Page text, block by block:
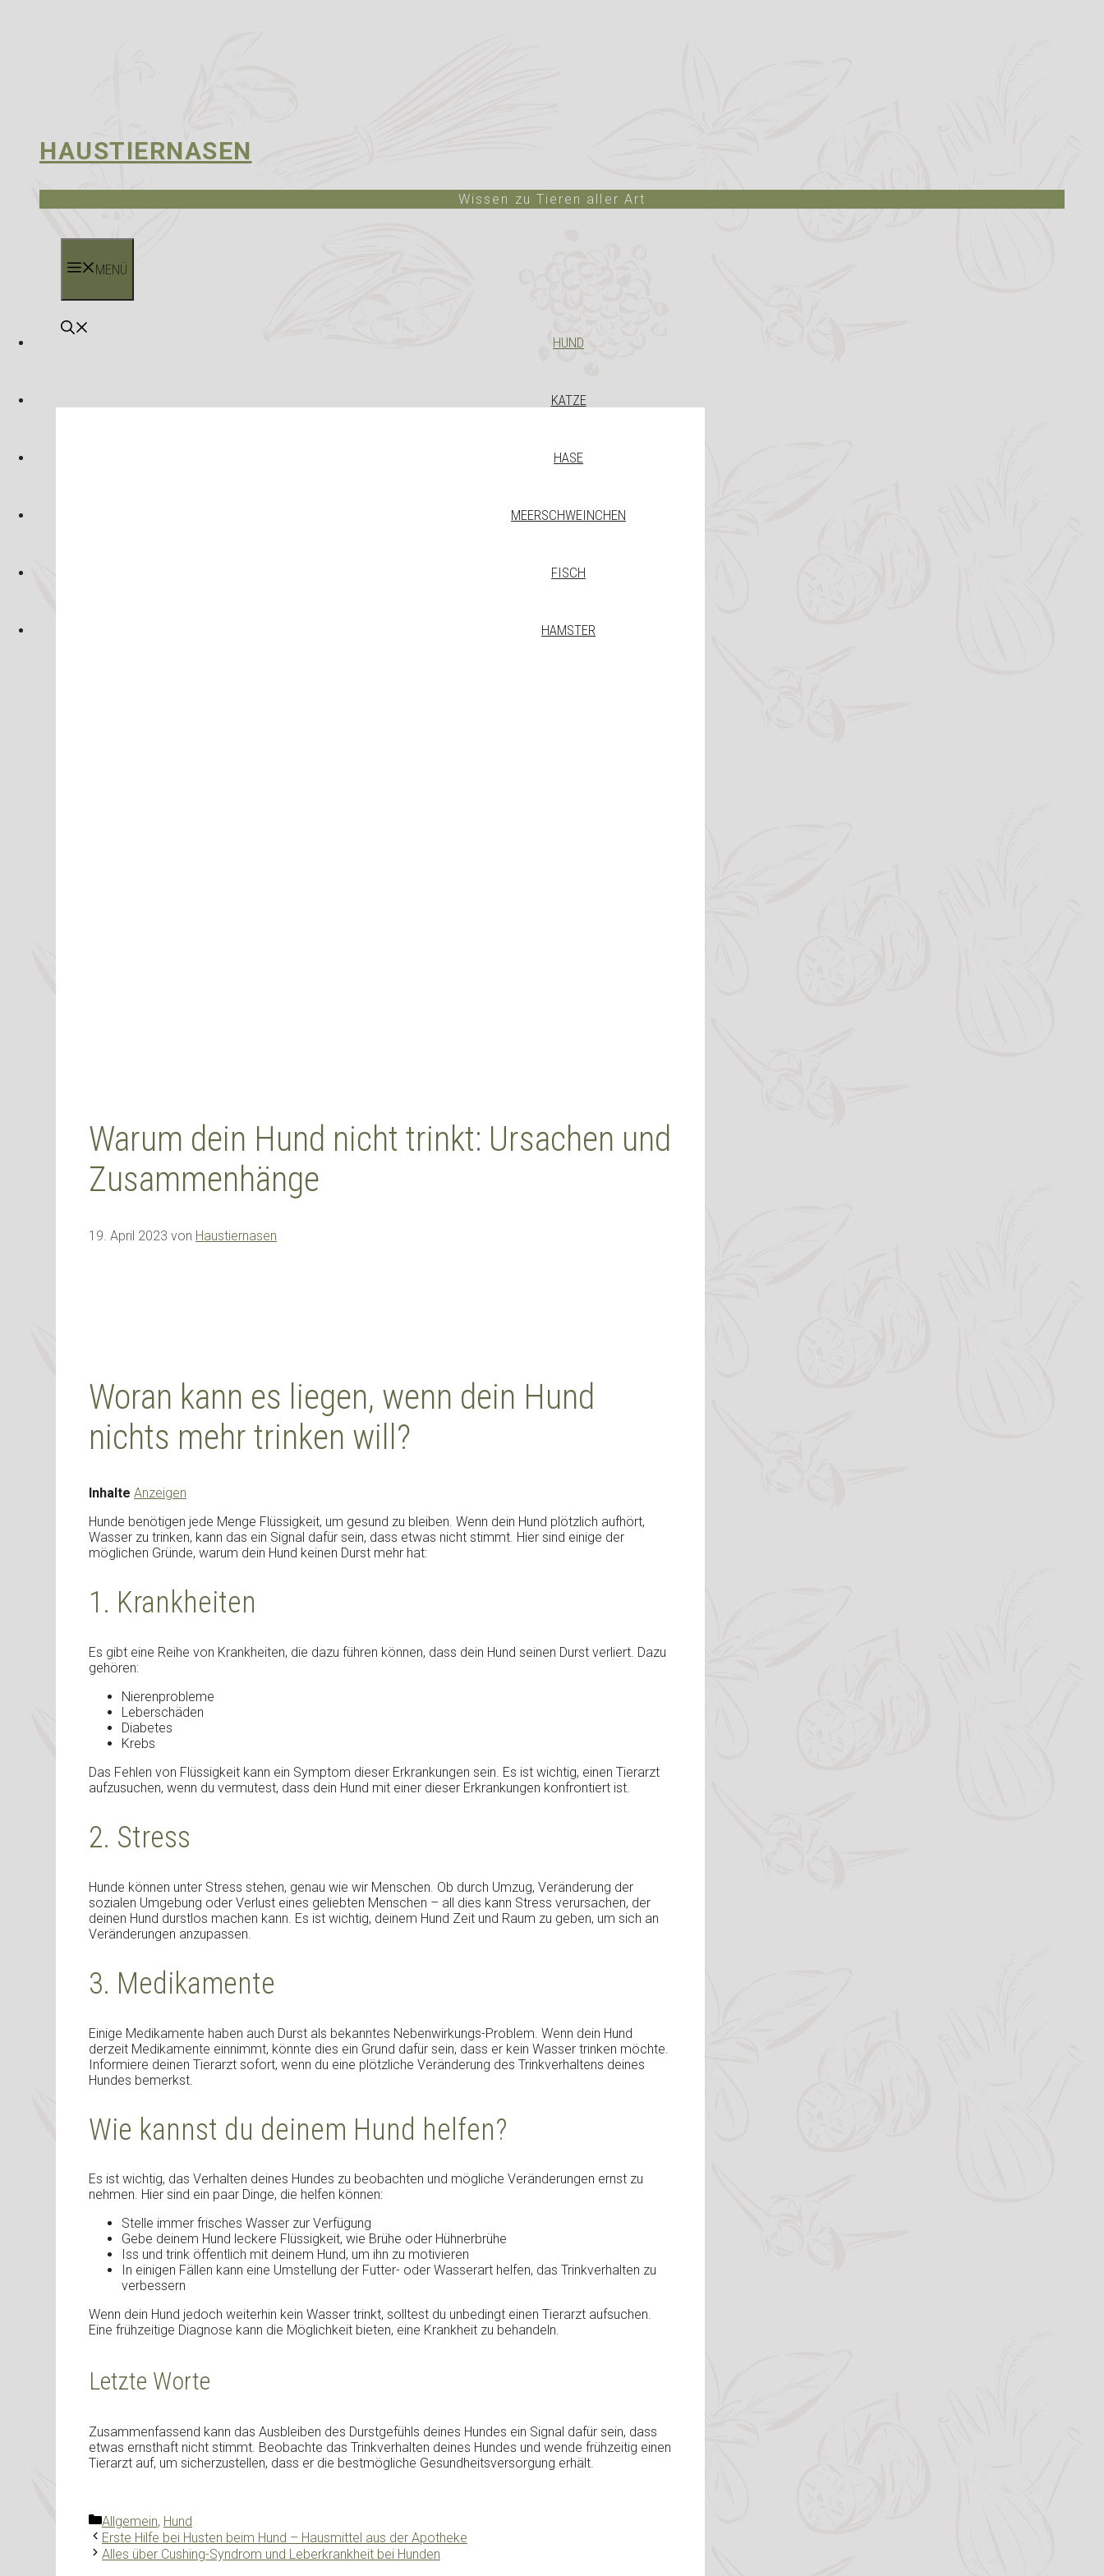
HAUSTIERNASEN
Wissen zu Tieren aller Art
MENÜ
HUND
KATZE
HASE
MEERSCHWEINCHEN
FISCH
HAMSTER
Warum dein Hund nicht trinkt: Ursachen und
Zusammenhänge
19. April 2023 von Haustiernasen
Woran kann es liegen, wenn dein Hund
nichts mehr trinken will?
Inhalte Anzeigen
Hunde benötigen jede Menge Flüssigkeit, um gesund zu bleiben. Wenn dein Hund plötzlich aufhört,
Wasser zu trinken, kann das ein Signal dafür sein, dass etwas nicht stimmt. Hier sind einige der
möglichen Gründe, warum dein Hund keinen Durst mehr hat:
1. Krankheiten
Es gibt eine Reihe von Krankheiten, die dazu führen können, dass dein Hund seinen Durst verliert. Dazu
gehören:
Nierenprobleme
Leberschäden
Diabetes
Krebs
Das Fehlen von Flüssigkeit kann ein Symptom dieser Erkrankungen sein. Es ist wichtig, einen Tierarzt
aufzusuchen, wenn du vermutest, dass dein Hund mit einer dieser Erkrankungen konfrontiert ist.
2. Stress
Hunde können unter Stress stehen, genau wie wir Menschen. Ob durch Umzug, Veränderung der
sozialen Umgebung oder Verlust eines geliebten Menschen – all dies kann Stress verursachen, der
deinen Hund durstlos machen kann. Es ist wichtig, deinem Hund Zeit und Raum zu geben, um sich an
Veränderungen anzupassen.
3. Medikamente
Einige Medikamente haben auch Durst als bekanntes Nebenwirkungs-Problem. Wenn dein Hund
derzeit Medikamente einnimmt, könnte dies ein Grund dafür sein, dass er kein Wasser trinken möchte.
Informiere deinen Tierarzt sofort, wenn du eine plötzliche Veränderung des Trinkverhaltens deines
Hundes bemerkst.
Wie kannst du deinem Hund helfen?
Es ist wichtig, das Verhalten deines Hundes zu beobachten und mögliche Veränderungen ernst zu
nehmen. Hier sind ein paar Dinge, die helfen können:
Stelle immer frisches Wasser zur Verfügung
Gebe deinem Hund leckere Flüssigkeit, wie Brühe oder Hühnerbrühe
Iss und trink öffentlich mit deinem Hund, um ihn zu motivieren
In einigen Fällen kann eine Umstellung der Futter- oder Wasserart helfen, das Trinkverhalten zu
verbessern
Wenn dein Hund jedoch weiterhin kein Wasser trinkt, solltest du unbedingt einen Tierarzt aufsuchen.
Eine frühzeitige Diagnose kann die Möglichkeit bieten, eine Krankheit zu behandeln.
Letzte Worte
Zusammenfassend kann das Ausbleiben des Durstgefühls deines Hundes ein Signal dafür sein, dass
etwas ernsthaft nicht stimmt. Beobachte das Trinkverhalten deines Hundes und wende frühzeitig einen
Tierarzt auf, um sicherzustellen, dass er die bestmögliche Gesundheitsversorgung erhält.
Kategorien
Allgemein, Hund
Erste Hilfe bei Husten beim Hund – Hausmittel aus der Apotheke
Alles über Cushing-Syndrom und Leberkrankheit bei Hunden